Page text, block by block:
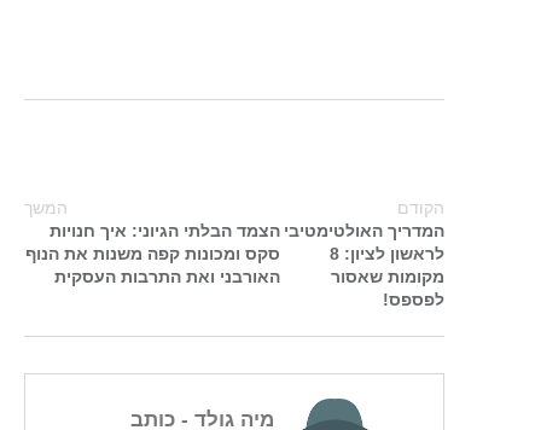
הקודם
המדריך האולטימטיבי
לראשון לציון: 8
מקומות שאסור
לפספס!
המשך
הצמד הבלתי הגיוני: איך חנויות
סקס ומכונות קפה משנות את הנוף
האורבני ואת התרבות העסקית
מיה גולד - כותב